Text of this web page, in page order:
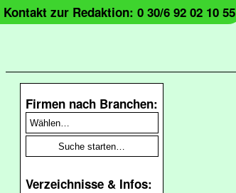
Kontakt zur Redaktion: 0 30/6 92 02 10 55
Firmen nach Branchen:
Verzeichnisse & Infos: